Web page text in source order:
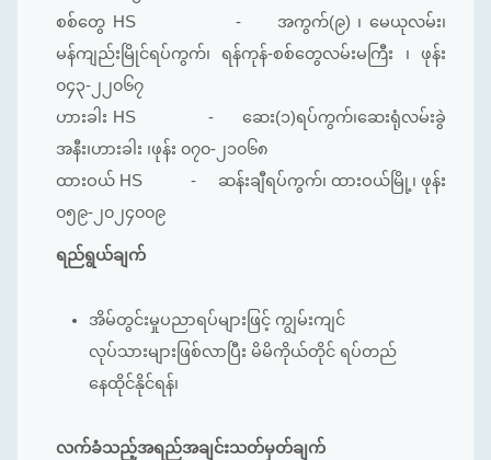
စစ်တွေ HS - အကွက်(၉) ၊ မေယုလမ်း၊
မန်ကျည်းမြိုင်ရပ်ကွက်၊ ရန်ကုန်-စစ်တွေလမ်းမကြီး ၊ ဖုန်း
၀၄၃-၂၂၀၆၇
ဟားခါး HS - ဆေး(၁)ရပ်ကွက်၊ဆေးရုံလမ်းခွဲ
အနီး၊ဟားခါး ၊ဖုန်း ၀၇၀-၂၁၀၆၈
ထားဝယ် HS - ဆန်းချီရပ်ကွက်၊ ထားဝယ်မြို့၊ ဖုန်း
၀၅၉-၂၀၂၄၀၀၉
ရည်ရွယ်ချက်
အိမ်တွင်းမှုပညာရပ်များဖြင့် ကျွမ်းကျင်
လုပ်သားများဖြစ်လာပြီး မိမိကိုယ်တိုင် ရပ်တည်
နေထိုင်နိုင်ရန်၊
လက်ခံသည့်အရည်အချင်းသတ်မှတ်ချက်